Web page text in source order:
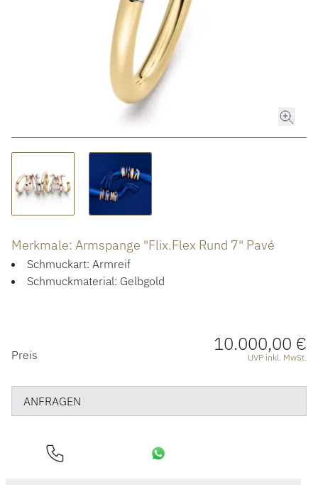
ROLEX CERTIFIED PRE-OWNED
HOCHZEIT
ACCESSOIRES
ÜBER UNS
Merkmale: Armspange "Flix.Flex Rund 7" Pavé
Schmuckart: Armreif
Schmuckmaterial: Gelbgold
PREISINFORMATIONEN
Preis 10.000,00 €
UVP inkl. MwSt.
ANFRAGEN